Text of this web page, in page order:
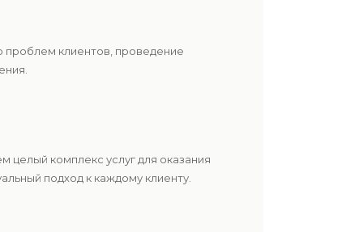
проблем клиентов, проведение
комплекс услуг для оказания
подход к каждому клиенту.